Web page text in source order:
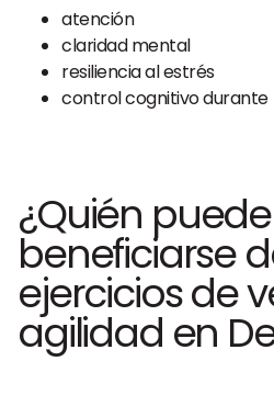
atención
claridad mental
resiliencia al estrés
control cognitivo
¿Quién puede
beneficiarse
ejercicios de
agilidad en